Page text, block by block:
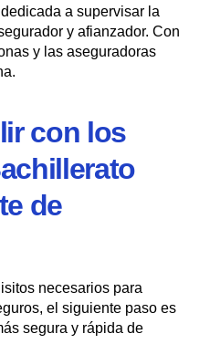
a supervisar la
y afianzador. Con
y las aseguradoras
con los
de
necesarios para
el siguiente paso es
segura y rápida de